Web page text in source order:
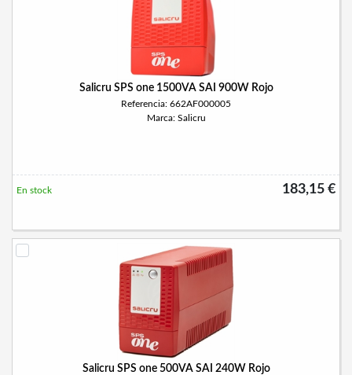
Salicru SPS one 1500VA SAI 900W Rojo
Referencia: 662AF000005
Marca: Salicru
183,15 €
En stock
Salicru SPS one 500VA SAI 240W Rojo